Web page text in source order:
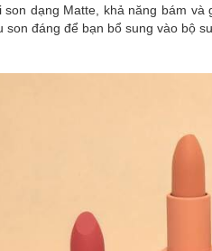
son dạng Matte, khả năng bám
đáng để bạn bổ sung vào bộ